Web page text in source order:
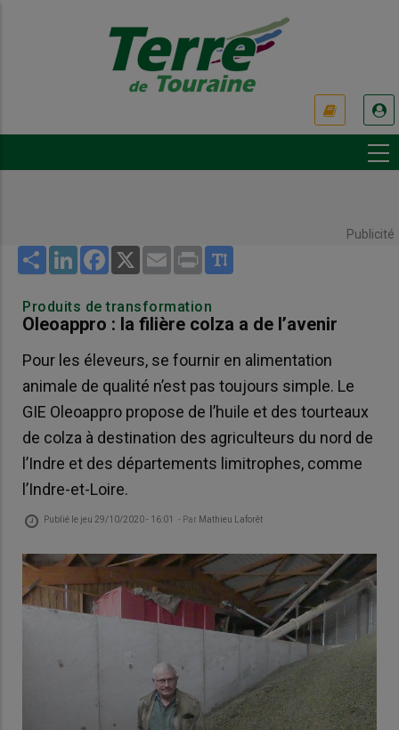
Publicité
Share LinkedInFacebook
X Email Print
Produits de transformation
Oleoappro : la filière colza a de l’avenir
Pour les éleveurs, se fournir en alimentation
animale de qualité n’est pas toujours simple. Le
GIE Oleoappro propose de l’huile et des tourteaux
de colza à destination des agriculteurs du nord de
l’Indre et des départements limitrophes, comme
l’Indre-et-Loire.
Publié le jeu 29/10/2020 - 16:01 - Par Mathieu Laforêt